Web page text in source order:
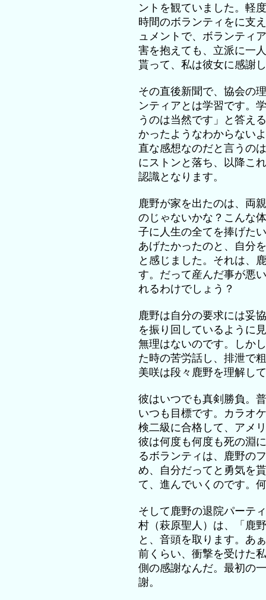
ントを観ていました。軽
時間のボランティをに支
ュメントで、ボランティ
害を抱えても、立派に一
貰って、私は彼女に感謝
その直後新聞で、協会の
ンティアとは学習です。
うのは当然です」と答え
かったようなわからない
直な感想なのだと言うの
にストンと落ち、以降こ
認識となります。
鹿野が家を出たのは、両
のじゃないかな？こんな
子に人生の全てを捧げた
あげたかったのと、自分
と感じました。それは、
す。だって産んだ事が悪
れるわけでしょう？
鹿野は自分の要求には妥
を振り回しているように
無理はないのです。しか
た時の苦労話し、排泄で
美咲は段々鹿野を理解し
彼はいつでも真剣勝負。
いつも目標です。カラオ
検二級に合格して、アメ
彼は何度も何度も死の淵
るボランティは、鹿野の
め、自分だってと勇気を
て、進んでいくのです。
そして鹿野の退院パーテ
村（萩原聖人）は、「鹿
と、音頭を取ります。あ
前くらい、衝撃を受けた
側の感謝なんだ。最初の
謝。